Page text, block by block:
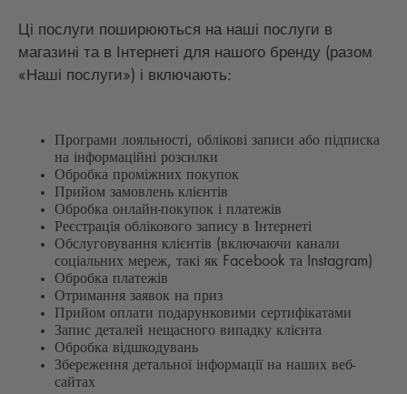
Ці послуги поширюються на наші послуги в
магазині та в Інтернеті для нашого бренду (разом
«Наші послуги») і включають:
Програми лояльності, облікові записи або підписка
на інформаційні розсилки
Обробка проміжних покупок
Прийом замовлень клієнтів
Обробка онлайн-покупок і платежів
Реєстрація облікового запису в Інтернеті
Обслуговування клієнтів (включаючи канали
соціальних мереж, такі як Facebook та Instagram)
Обробка платежів
Отримання заявок на приз
Прийом оплати подарунковими сертифікатами
Запис деталей нещасного випадку клієнта
Обробка відшкодувань
Збереження детальної інформації на наших веб-
сайтах